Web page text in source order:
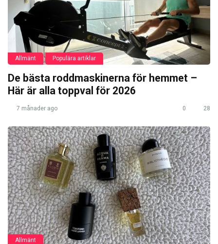
Allmänt Populära artiklar
De bästa roddmaskinerna för hemmet –
Här är alla toppval för 2026
7 månader ago 0 28
Allmänt